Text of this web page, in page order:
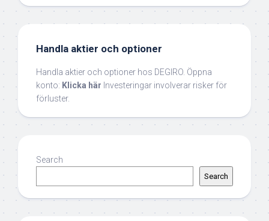
Handla aktier och optioner
Handla aktier och optioner hos DEGIRO. Öppna
konto: Klicka här Investeringar involverar risker för
förluster.
Search
Search